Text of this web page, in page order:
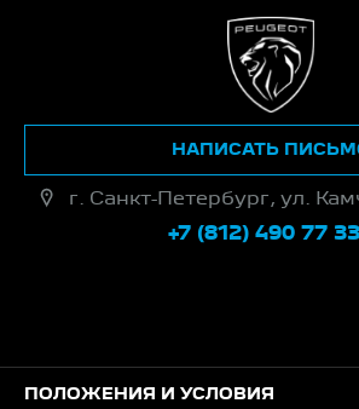
г. Санкт-Петербург, ул.
+7 (812) 490 77 33
НАПИСАТЬ
ПОЛОЖЕНИЯ И УСЛОВИЯ